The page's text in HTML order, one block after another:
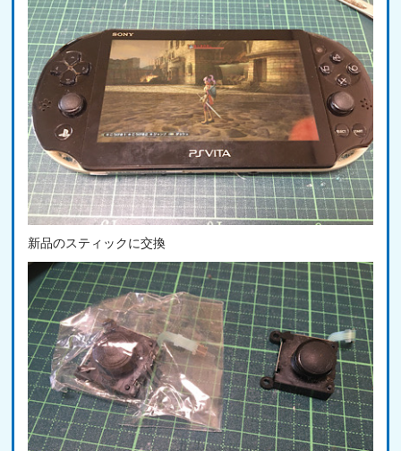
新品のスティックに交換